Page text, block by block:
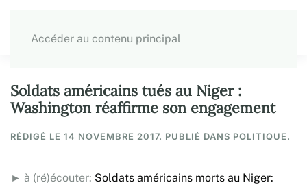
Accéder au contenu principal
Soldats américains tués au Niger :
Washington réaffirme son engagement
RÉDIGÉ LE 14 NOVEMBRE 2017. PUBLIÉ DANS POLITIQUE.
► à (ré)écouter: Soldats américains morts au Niger: